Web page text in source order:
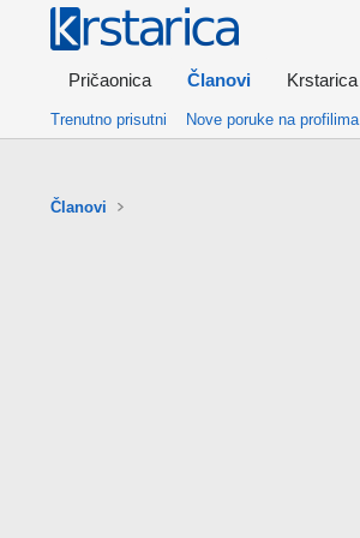
Pričaonica Članovi Krstarica
Trenutno prisutni Nove poruke na profilima
Članovi